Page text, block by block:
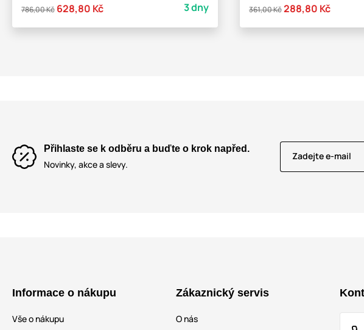
786,00 Kč 628,80 Kč 3 dny
361,00 Kč288,80 Kč
Přihlaste se k odběru a buďte o krok napřed.
Novinky, akce a slevy.
Zadejte e-mail
Informace o nákupu
Vše o nákupu
Zákaznický servis
O nás